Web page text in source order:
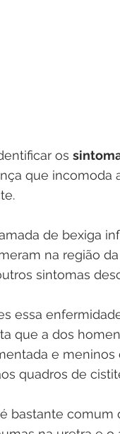
os
que incomoda
de bexiga
na região
sintomas
essa
que a dos
e
quadros de
bastante comum